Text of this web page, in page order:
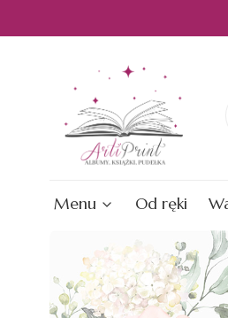
Menu Od ręki